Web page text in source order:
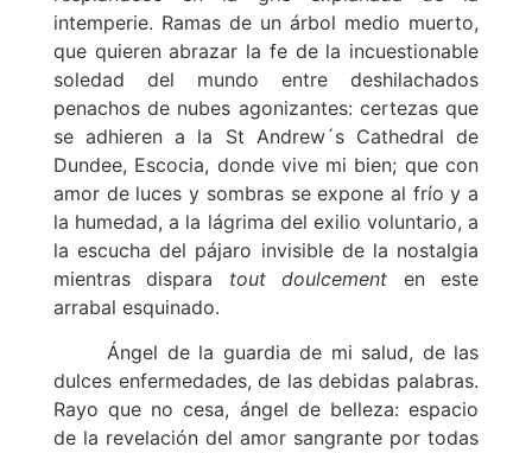
intemperie. Ramas de un árbol medio muerto,
que quieren abrazar la fe de la incuestionable
soledad del mundo entre deshilachados
penachos de nubes agonizantes: certezas que
se adhieren a la St Andrew´s Cathedral de
Dundee, Escocia, donde vive mi bien; que con
amor de luces y sombras se expone al frío y a
la humedad, a la lágrima del exilio voluntario, a
la escucha del pájaro invisible de la nostalgia
mientras dispara tout doulcement en este
arrabal esquinado.
Ángel de la guardia de mi salud, de las
dulces enfermedades, de las debidas palabras.
Rayo que no cesa, ángel de belleza: espacio
de la revelación del amor sangrante por todas